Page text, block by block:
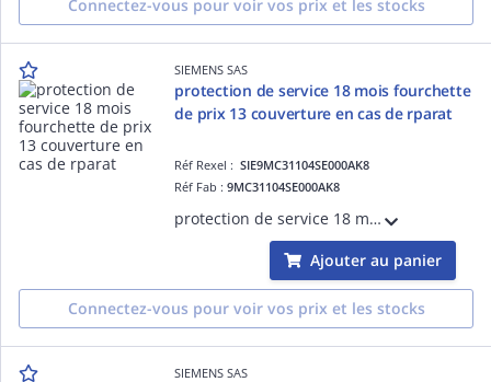
Connectez-vous pour voir vos prix et les stocks
SIEMENS SAS
protection de service 18 mois fourchette
de prix 13 couverture en cas de rparat
Réf Rexel :SIE9MC31104SE000AK8
Réf Fab :9MC31104SE000AK8
protection de service 18 mois fourchette de prix 13 couverture en cas de rparation du chssis basse tension hydrorfrigr SINAMICS S120 avec une priode de prestation largie de 18 mois La protection de service 18 mois doit tre achete l ECCN:EAR
Ajouter au panier
Connectez-vous pour voir vos prix et les stocks
SIEMENS SAS